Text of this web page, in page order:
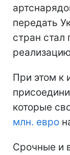
передать
стран стал
При этом к
которые
млн. евро
Срочные и